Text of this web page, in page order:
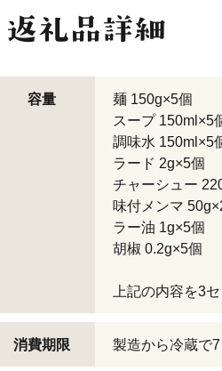
容量
麺 150g×5個
スープ 150ml×5
調味水 150ml×5
ラード 2g×5個
チャーシュー
味付メンマ
ラー油 1g×5個
胡椒 0.2g×5個
上記の内容を3
消費期限 製造から冷蔵で7